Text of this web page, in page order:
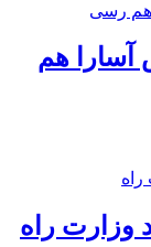
آسارا هم
وزارت راه